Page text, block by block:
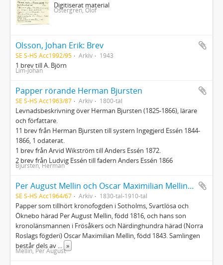
Digitiserat material
Östergren, Olof
Olsson, Johan Erik: Brev
SE S-HS Acc1992/95 Arkiv 1943
1 brev till A. Björn
Lim-Johan
Papper rörande Herman Bjursten
SE S-HS Acc1963/87 Arkiv 1800-tal
Levnadsbeskrivning över Herman Bjursten (1825-1866), lärare
och författare.
11 brev från Herman Bjursten till systern Ingegjerd Essén 1844-
1866, 1 odaterat.
1 brev från Arvid Wikström till Anders Essén 1872.
2 brev från Ludvig Essén till fadern Anders Essén 1866
Bjursten, Herman
Per August Mellin och Oscar Maximilian Mellins papper
SE S-HS Acc1964/67 Arkiv 1830-tal-1910-tal
Papper som tillhört kronofogden i Sotholms, Svartlösa och
Öknebo härad Per August Mellin, född 1816, och hans son
kronolänsmannen i Frösåkers och Närdinghundra härad (Norra
Roslags fögderi) Oscar Maximilian Mellin, född 1843. Samlingen
består dels av ... »
Mellin, Per August